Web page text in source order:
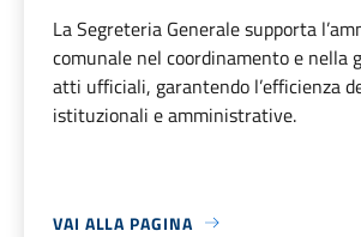
La Segreteria Generale supporta
comunale nel coordinamento e nella
atti ufficiali, garantendo l’efficienza
istituzionali e amministrative.
VAI ALLA PAGINA